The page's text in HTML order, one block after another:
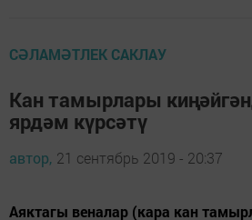
СӘЛАМӘТЛЕК САКЛАУ
Кан тамырлары
ярдәм күрсәтү
автор, 21 сентябрь 2019 - 20:37
Аяктагы веналар (кара кан